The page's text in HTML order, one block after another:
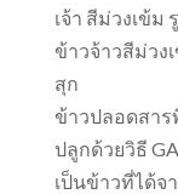
เจ้า สีม่วงเข้ม
ข้าวจ้าวสีม่วง
สุก
ข้าวปลอดสาร
ปลูกด้วยวิธี
เป็นข้าวที่ได้จ